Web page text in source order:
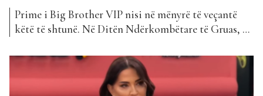
Prime i Big Brother VIP nisi në mënyrë të veçantë
këtë të shtunë. Në Ditën Ndërkombëtare të Gruas, 8
mesazhe për vajzat dhe gratë. Protagoniste ishin të
gjitha vajzat e shtëpisë më të famshme në Shqipëri.
Kjo këngë është një...